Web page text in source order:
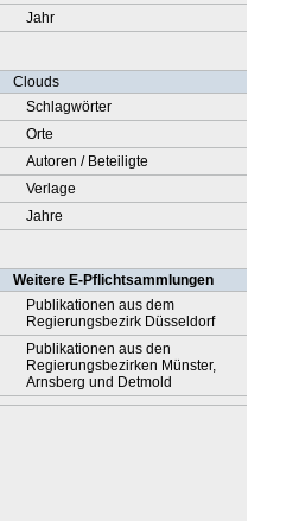
Jahr
Clouds
Schlagwörter
Orte
Autoren / Beteiligte
Verlage
Jahre
Weitere E-Pflichtsammlungen
Publikationen aus dem
Regierungsbezirk Düsseldorf
Publikationen aus den
Regierungsbezirken Münster,
Arnsberg und Detmold